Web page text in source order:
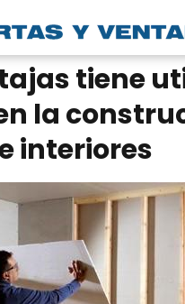
tiene
la
interiores